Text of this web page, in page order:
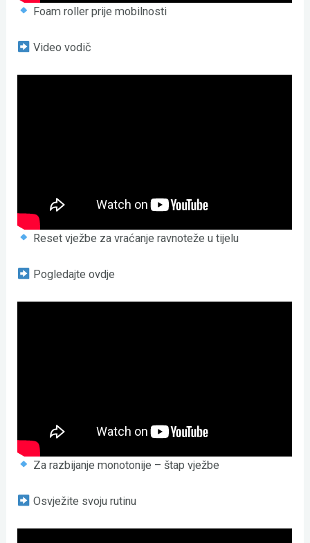
Foam roller prije mobilnosti
Video vodič
Reset vježbe za vraćanje ravnoteže u tijelu
Pogledajte ovdje
Za razbijanje monotonije – štap vježbe
Osvježite svoju rutinu